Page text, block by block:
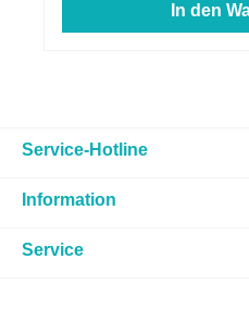
In den
Service-Hotline
Information
Service